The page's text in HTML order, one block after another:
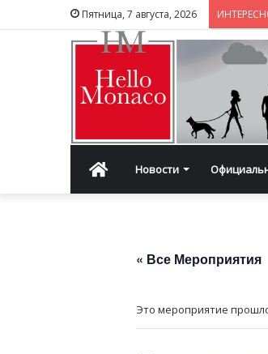
Пятница, 7 августа, 2026
ГлавнаяНовости
« Все Мероприятия
Это мероприятие